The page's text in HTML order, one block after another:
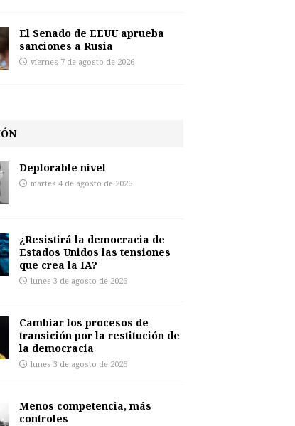
El Senado de EEUU aprueba
sanciones a Rusia
viernes 7 de agosto de 2026
Deplorable nivel
martes 4 de agosto de 2026
¿Resistirá la democracia de
Estados Unidos las tensiones
que crea la IA?
lunes 3 de agosto de 2026
Cambiar los procesos de
transición por la restitución de
la democracia
lunes 3 de agosto de 2026
Menos competencia, más
controles